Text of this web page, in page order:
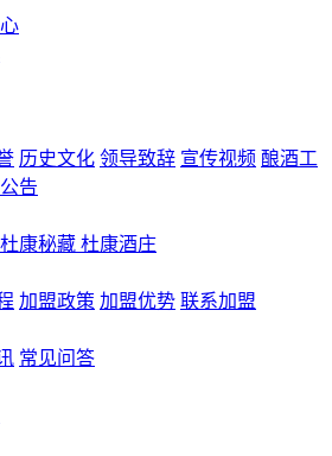
历史文化 领导致辞 宣传视频 酿酒工
告
杜康秘藏 杜康酒庄
加盟政策 加盟优势 联系加盟
常见问答